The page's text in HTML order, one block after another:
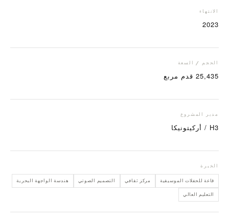
الانتهاء
2023
الحجم / السعة
25,435 قدم مربع
مدير المشروع
H3 / أركيتونيكا
الخبرة
قاعة للحفلات الموسيقية مركز ثقافي التصميم الصوتي هندسة الواجهة البحرية
التعليم العالي